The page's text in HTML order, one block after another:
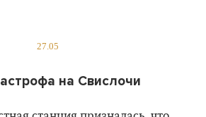
27.05
на Свислочи